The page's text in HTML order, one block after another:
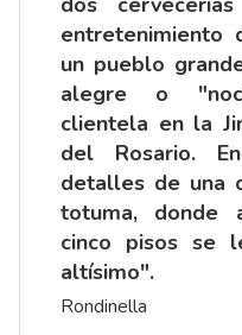
entretenimiento
un pueblo
alegre o
clientela en la
del Rosario.
detalles de una
totuma, donde
cinco pisos se
altísimo".
Rondinella